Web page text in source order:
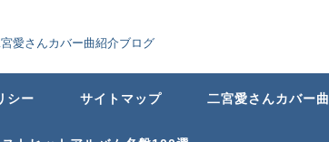
愛さんカバー曲紹介ブログ
シー サイトマップ 二宮愛さんカバー曲